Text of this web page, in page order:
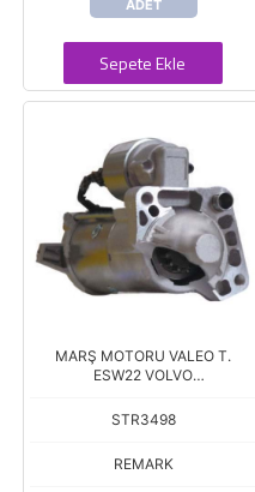
ADET
Sepete Ekle
MARŞ MOTORU VALEO T.
ESW22 VOLVO
STR3498
REMARK